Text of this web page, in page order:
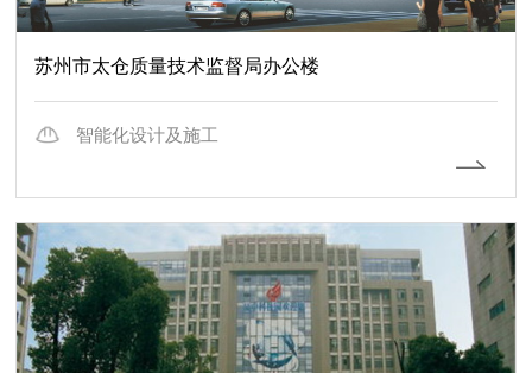
苏州市太仓质量技术监督局办公楼
智能化设计及施工